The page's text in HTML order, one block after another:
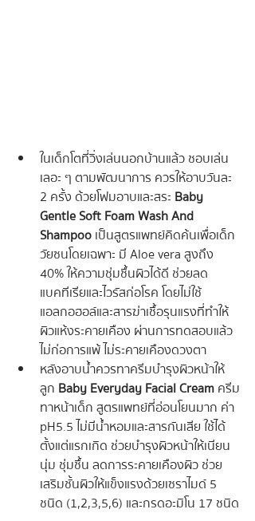
ในเด็กโตที่วิ่งเล่นนอกบ้านแล้ว ชอบเล่น
เลอะ ๆ ตามพัฒนาการ ควรให้อาบวันละ
2 ครั้ง ด้วยโฟมอาบและสระ Baby
Gentle Soft Foam Wash And
Shampoo เป็นสูตรแพทย์คิดค้นเพื่อเด็ก
วัยซนโดยเฉพาะ มี Aloe vera สูงถึง
40% ให้ความชุ่มชื้นผิวได้ดี ช่วยลด
แบคทีเรียและไวรัสก่อโรค โดยไม่ใช้
แอลกอฮอล์และสารฆ่าเชื้อรุนแรงที่ทำให้
ผิวแห้งระคายเคือง ผ่านการทดสอบแล้ว
ไม่ก่อการแพ้ ไม่ระคายเคืองดวงตา
หลังอาบน้ำควรทาครีมบำรุงผิวหน้าให้
ลูก Baby Everyday Facial Cream ครีม
ทาหน้าเด็ก สูตรแพทย์ที่อ่อนโยนมาก ค่า
pH5.5 ไม่มีน้ำหอมและสารกันเสีย ใช้ได้
ตั้งแต่แรกเกิด ช่วยบำรุงผิวหน้าให้เนียน
นุ่ม ชุ่มชื้น ลดการระคายเคืองผิว ช่วย
เสริมชั้นผิวให้แข็งแรงด้วยเซราไมด์ 5
ชนิด (1,2,3,5,6) และกรดอะมิโน 17 ชนิด